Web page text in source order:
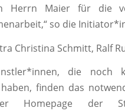
Herrn Maier für die
so die
Christina Schmitt, Ralf
die noch
finden das
Homepage der